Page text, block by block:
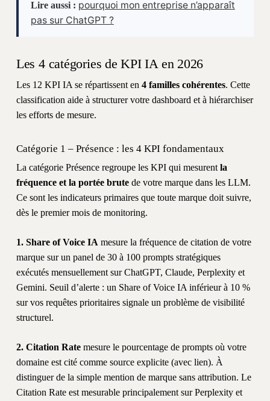
Lire aussi : pourquoi mon entreprise n’apparaît
pas sur ChatGPT ?
Les 4 catégories de KPI IA en 2026
Les 12 KPI IA se répartissent en 4 familles cohérentes. Cette
classification aide à structurer votre dashboard et à hiérarchiser
les efforts de mesure.
Catégorie 1 – Présence : les 4 KPI fondamentaux
La catégorie Présence regroupe les KPI qui mesurent la
fréquence et la portée brutede votre marque dans les LLM.
Ce sont les indicateurs primaires que toute marque doit suivre,
dès le premier mois de monitoring.
1. Share of Voice IA mesure la fréquence de citation de votre
marque sur un panel de 30 à 100 prompts stratégiques
exécutés mensuellement sur ChatGPT, Claude, Perplexity et
Gemini. Seuil d’alerte : un Share of Voice IA inférieur à 10 %
sur vos requêtes prioritaires signale un problème de visibilité
structurel.
2. Citation Ratemesure le pourcentage de prompts où votre
domaine est cité comme source explicite (avec lien). À
distinguer de la simple mention de marque sans attribution. Le
Citation Rate est mesurable principalement sur Perplexity et